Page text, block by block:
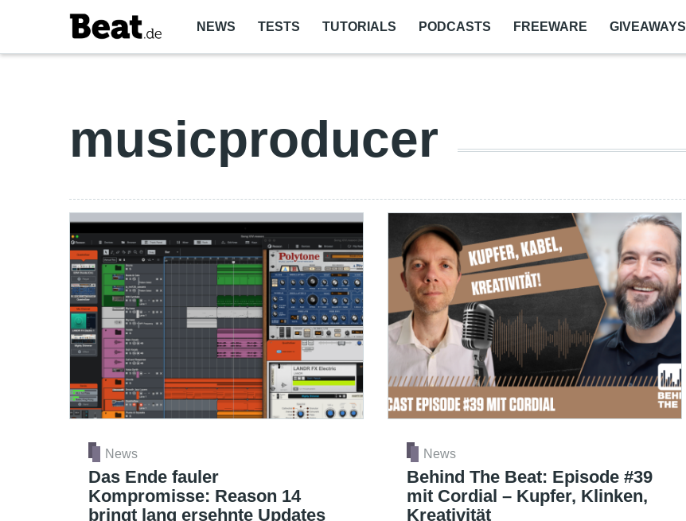
NEWS TESTS TUTORIALS PODCASTS FREEWARE GIVEAWAYS
musicproducer
News
Das Ende fauler
Kompromisse: Reason 14
bringt lang ersehnte Updates
News
Behind The Beat: Episode #39
mit Cordial – Kupfer, Klinken,
Kreativität